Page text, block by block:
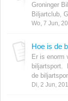
Groninger
Biljartclub,
Wo, 7 Jun,
Hoe is de
Er is enorm
biljartsport.
de
Di, 2 Jun,